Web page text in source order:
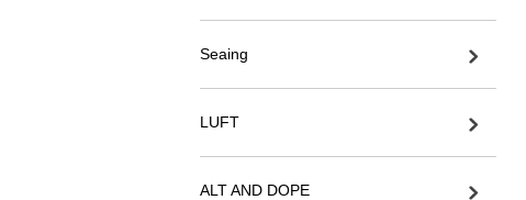
Seaing
LUFT
ALT AND DOPE